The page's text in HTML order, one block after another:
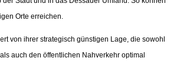
Orte erreichen.
von ihrer strategisch günstigen Lage, die sowohl
auch den öffentlichen Nahverkehr optimal